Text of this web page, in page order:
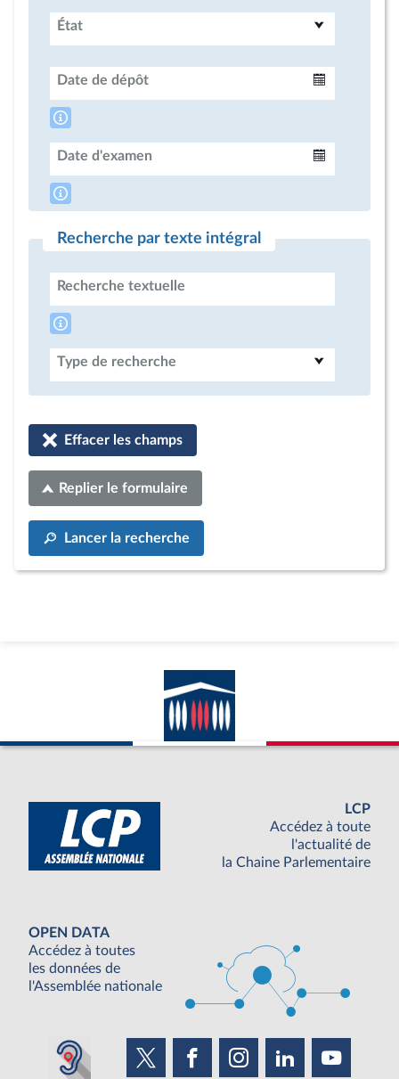
État
Date de dépôt
Date d'examen
Recherche par texte intégral
Recherche textuelle
Type de recherche
Effacer les champs
Replier le formulaire
Lancer la recherche
LCP
Accédez à toute
l'actualité de
la Chaine Parlementaire
OPEN DATA
Accédez à toutes
les données de
l'Assemblée nationale